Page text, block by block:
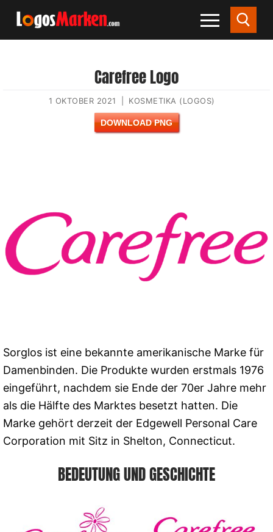
Carefree Logo
1 OKTOBER 2021 KOSMETIKA (LOGOS)
DOWNLOAD PNG
Sorglos ist eine bekannte amerikanische Marke für
Damenbinden. Die Produkte wurden erstmals 1976
eingeführt, nachdem sie Ende der 70er Jahre mehr
als die Hälfte des Marktes besetzt hatten. Die
Marke gehört derzeit der Edgewell Personal Care
Corporation mit Sitz in Shelton, Connecticut.
BEDEUTUNG UND GESCHICHTE